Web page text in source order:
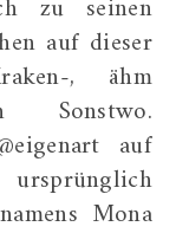
zu seinen
auf dieser
, ähm
Sonstwo.
auf
Mona